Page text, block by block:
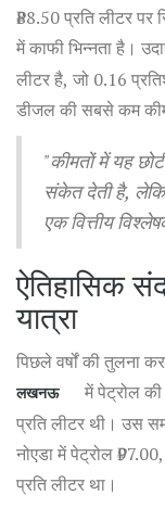
₹88.50 प्रति लीटर पर
में काफी भिन्नता है।
लीटर है, जो 0.16
डीजल की सबसे कम
सबसे अधिक ₹96.48
"कीमतों में यह
संकेत देती है,
एक वित्तीय
ऐतिहासिक
यात्रा
पिछले वर्षों की तुलना
लखनऊ
में पेट्रोल
प्रति लीटर थी। उस
नोएडा में पेट्रोल
प्रति लीटर था।